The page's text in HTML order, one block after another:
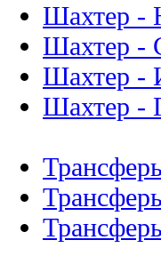
Шахтер -
Шахтер -
Шахтер -
Шахтер -